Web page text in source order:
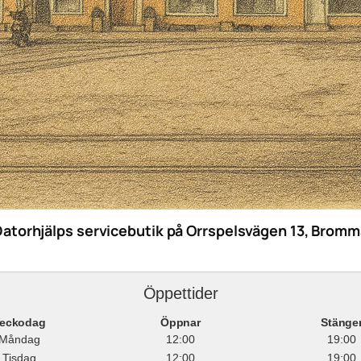
servicebutik på Orrspelsvägen 13,
Öppettider
Öppnar
12:00
19:00
Tisdag
12:00 19:00